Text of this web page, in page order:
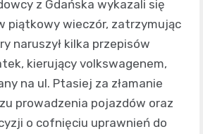
z Gdańska wykazali się
piątkowy wieczór, zatrzymując
naruszył kilka przepisów
kierujący volkswagenem,
na ul. Ptasiej za złamanie
prowadzenia pojazdów oraz
o cofnięciu uprawnień do